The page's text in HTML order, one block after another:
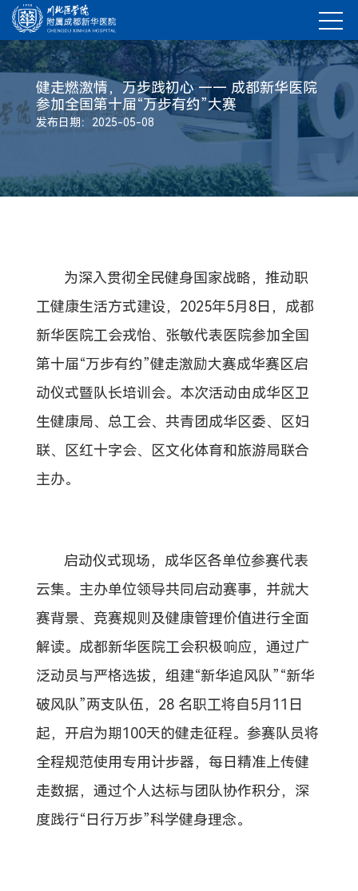
健走燃激情，万步践初心 —— 成都新华医院
参加全国第十届“万步有约”大赛
发布日期：2025-05-08
为深入贯彻全民健身国家战略，推动职
工健康生活方式建设，2025年5月8日，成都
新华医院工会戎怡、张敏代表医院参加全国
第十届“万步有约”健走激励大赛成华赛区启
动仪式暨队长培训会。本次活动由成华区卫
生健康局、总工会、共青团成华区委、区妇
联、区红十字会、区文化体育和旅游局联合
主办。
启动仪式现场，成华区各单位参赛代表
云集。主办单位领导共同启动赛事，并就大
赛背景、竞赛规则及健康管理价值进行全面
解读。成都新华医院工会积极响应，通过广
泛动员与严格选拔，组建“新华追风队”“新华
破风队”两支队伍，28 名职工将自5月11日
起，开启为期100天的健走征程。参赛队员将
全程规范使用专用计步器，每日精准上传健
走数据，通过个人达标与团队协作积分，深
度践行“日行万步”科学健身理念。